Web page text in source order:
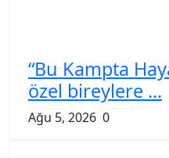
“Bu Kampta
özel bireylere ...
Ağu 5, 2026 0